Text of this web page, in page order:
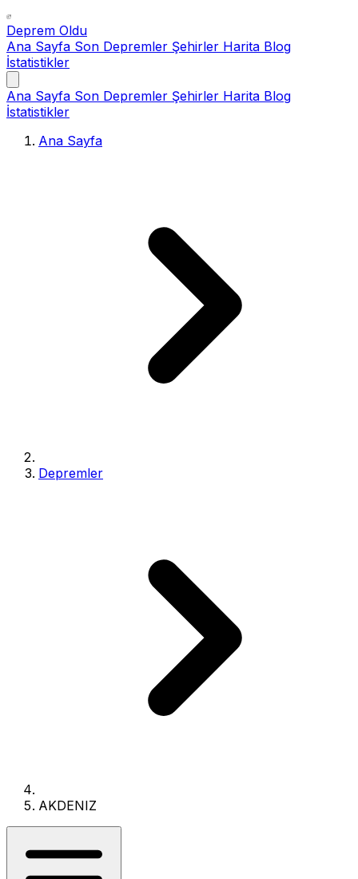
Deprem Oldu
Ana Sayfa Son Depremler Şehirler Harita Blog
İstatistikler
Ana Sayfa Son Depremler Şehirler Harita Blog
İstatistikler
Ana Sayfa
Depremler
AKDENIZ